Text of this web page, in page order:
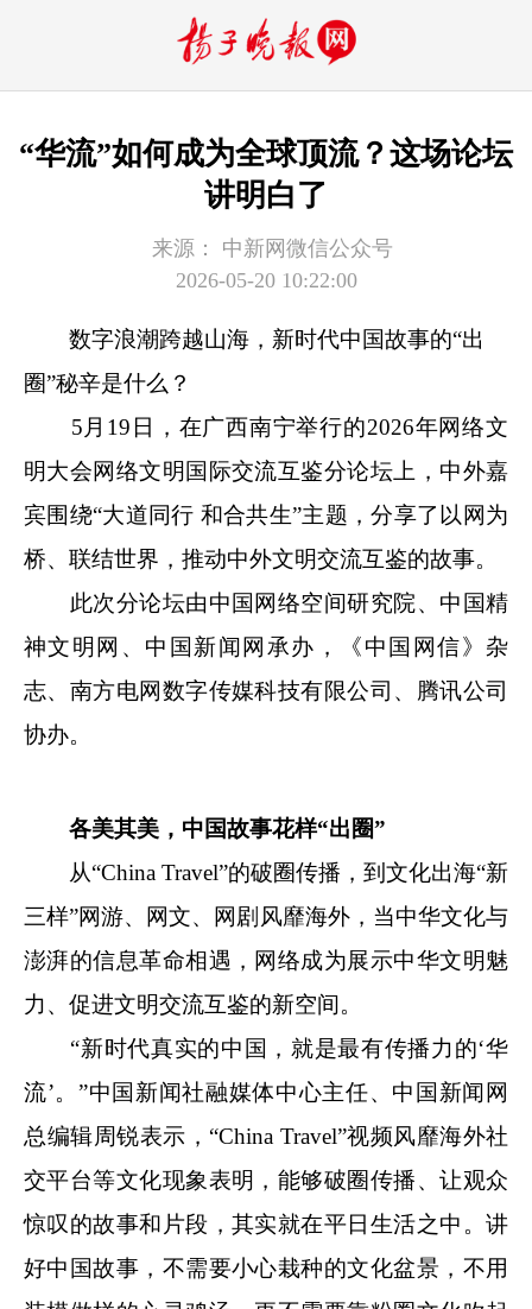
“华流”如何成为全球顶流？这场论坛
讲明白了
来源：
中新网微信公众号
2026-05-20 10:22:00
数字浪潮跨越山海，新时代中国故事的“出
圈”秘辛是什么？
5月19日，在广西南宁举行的2026年网络文
明大会网络文明国际交流互鉴分论坛上，中外嘉
宾围绕“大道同行 和合共生”主题，分享了以网为
桥、联结世界，推动中外文明交流互鉴的故事。
此次分论坛由中国网络空间研究院、中国精
神文明网、中国新闻网承办，《中国网信》杂
志、南方电网数字传媒科技有限公司、腾讯公司
协办。
各美其美，中国故事花样“出圈”
从“China Travel”的破圈传播，到文化出海“新
三样”网游、网文、网剧风靡海外，当中华文化与
澎湃的信息革命相遇，网络成为展示中华文明魅
力、促进文明交流互鉴的新空间。
“新时代真实的中国，就是最有传播力的‘华
流’。”中国新闻社融媒体中心主任、中国新闻网
总编辑周锐表示，“China Travel”视频风靡海外社
交平台等文化现象表明，能够破圈传播、让观众
惊叹的故事和片段，其实就在平日生活之中。讲
好中国故事，不需要小心栽种的文化盆景，不用